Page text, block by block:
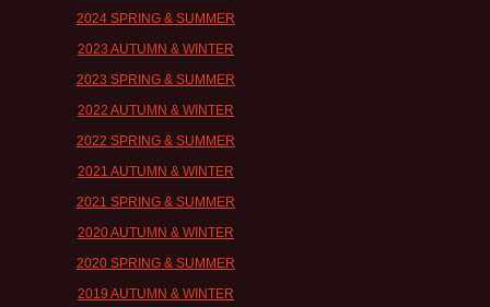
2024 SPRING & SUMMER
2023 AUTUMN & WINTER
2023 SPRING & SUMMER
2022 AUTUMN & WINTER
2022 SPRING & SUMMER
2021 AUTUMN & WINTER
2021 SPRING & SUMMER
2020 AUTUMN & WINTER
2020 SPRING & SUMMER
2019 AUTUMN & WINTER